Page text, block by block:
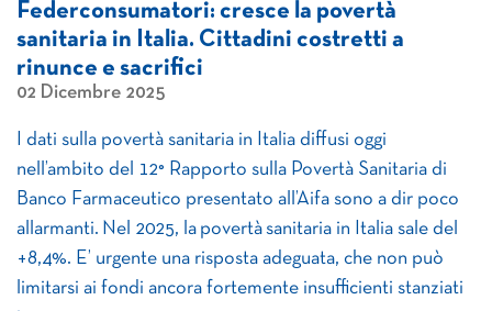
Federconsumatori: cresce la povertà
sanitaria in Italia. Cittadini costretti a
rinunce e sacrifici
02 Dicembre 2025
I dati sulla povertà sanitaria in Italia diffusi oggi
nell’ambito del 12° Rapporto sulla Povertà Sanitaria di
Banco Farmaceutico presentato all’Aifa sono a dir poco
allarmanti. Nel 2025, la povertà sanitaria in Italia sale del
+8,4%. E’ urgente una risposta adeguata, che non può
limitarsi ai fondi ancora fortemente insufficienti stanziati